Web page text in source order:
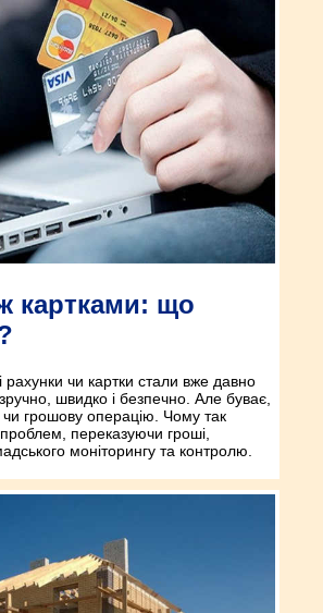
картками: що
рахунки чи картки стали вже давно
швидко і безпечно. Але буває,
чи грошову операцію. Чому так
проблем, переказуючи гроші,
моніторингу та контролю.